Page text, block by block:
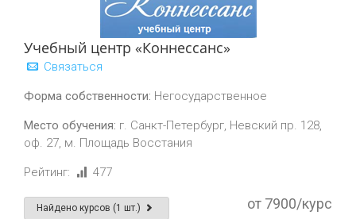
Учебный центр «Коннессанс»
Связаться
Форма собственности: Негосударственное
Место обучения: г. Санкт-Петербург, Невский пр. 128,
оф. 27, м. Площадь Восстания
Рейтинг: 477
Найдено курсов (1 шт.) от 7900/курс